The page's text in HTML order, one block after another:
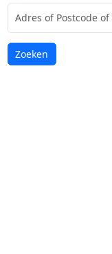
Laden...
Zoeken